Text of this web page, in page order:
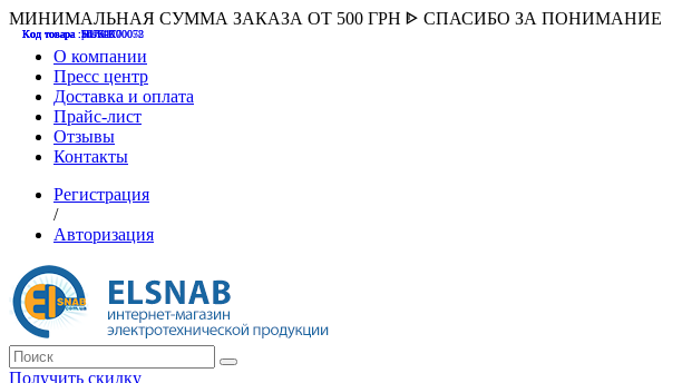
МИНИМАЛЬНАЯ СУММА ЗАКАЗА ОТ 500 ГРН ᐈ СПАСИБО ЗА ПОНИМАНИЕ
О компании
Пресс центр
Доставка и оплата
Прайс-лист
Отзывы
Контакты
Регистрация
/
Авторизация
Получить скидку
Код товара :507000
Код товара :HUK-K00058
Код товара :Т075177
Код товара :pnsv12
Код товара :HUK-K00072